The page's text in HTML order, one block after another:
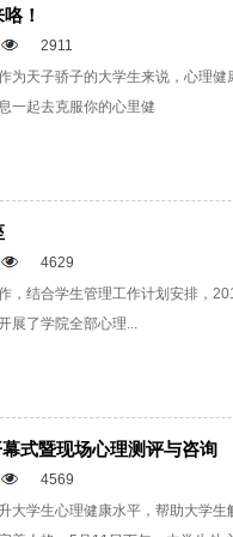
！
2911
为天子骄子的大学生来说，心理
一起去克服你的心里健
4629
，结合学生管理工作计划安排，
展了学院全部心理...
式暨现场心理测评与咨询
4569
大学生心理健康水平，帮助大学